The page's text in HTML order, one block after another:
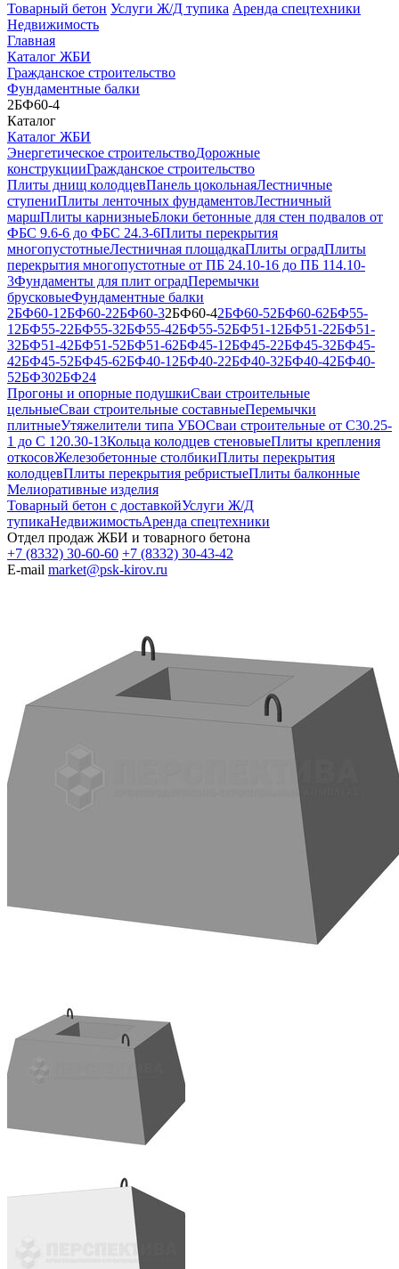
Товарный бетон Услуги Ж/Д тупика Аренда спецтехники
Недвижимость
Главная
Каталог ЖБИ
Гражданское строительство
Фундаментные балки
2БФ60-4
Каталог
Каталог ЖБИ
Энергетическое строительствоДорожные
конструкцииГражданское строительство
Плиты днищ колодцевПанель цокольнаяЛестничные
ступениПлиты ленточных фундаментовЛестничный
маршПлиты карнизныеБлоки бетонные для стен подвалов от
ФБС 9.6-6 до ФБС 24.3-6Плиты перекрытия
многопустотныеЛестничная площадкаПлиты оградПлиты
перекрытия многопустотные от ПБ 24.10-16 до ПБ 114.10-
3Фундаменты для плит оградПеремычки
брусковыеФундаментные балки
2БФ60-1 2БФ60-22БФ60-32БФ60-42БФ60-52БФ60-62БФ55-
1 2БФ55-22БФ55-32БФ55-42БФ55-52БФ51-1 2БФ51-22БФ51-
32БФ51-42БФ51-52БФ51-62БФ45-1 2БФ45-22БФ45-32БФ45-
42БФ45-52БФ45-62БФ40-1 2БФ40-22БФ40-32БФ40-42БФ40-
52БФ302БФ24
Прогоны и опорные подушкиСваи строительные
цельныеСваи строительные составныеПеремычки
плитныеУтяжелители типа УБОСваи строительные от С30.25-
1 до С 120.30-13Кольца колодцев стеновыеПлиты крепления
откосовЖелезобетонные столбикиПлиты перекрытия
колодцевПлиты перекрытия ребристыеПлиты балконные
Мелиоративные изделия
Товарный бетон с доставкойУслуги Ж/Д
тупикаНедвижимостьАренда спецтехники
Отдел продаж ЖБИ и товарного бетона
+7 (8332) 30-60-60 +7 (8332) 30-43-42
E-mail market@psk-kirov.ru